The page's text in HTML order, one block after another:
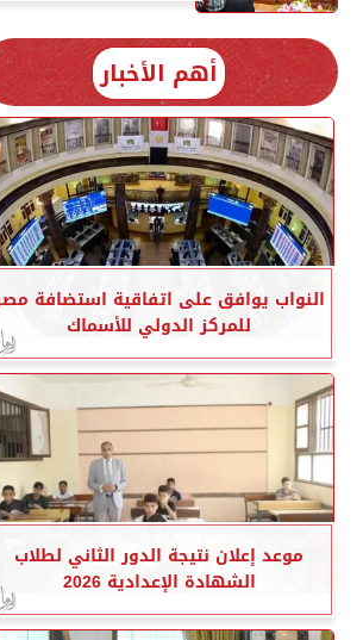
أهم الأخبار
النواب يوافق على اتفاقية استضافة
للمركز الدولي للأسماك
موعد إعلان نتيجة الدور الثاني لطلاب
الشهادة الإعدادية 2026